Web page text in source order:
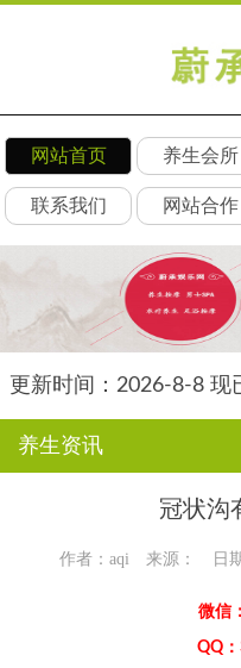
网站首页 养生会所
联系我们 网站合作
更新时间：2026-8-8 现
养生资讯
冠状沟
作者：aqi 来源： 日
微信
QQ